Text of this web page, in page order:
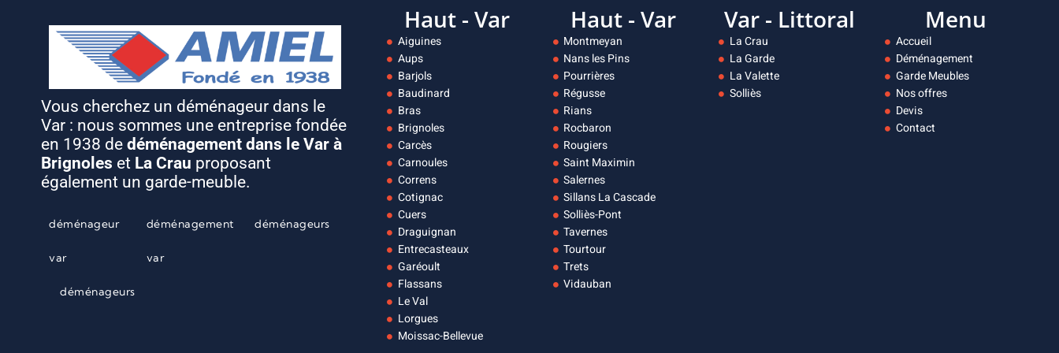
Vous cherchez un déménageur dans le
Var : nous sommes une entreprise fondée
en 1938 de déménagement dans le Var à
Brignoles et La Crau proposant
également un garde-meuble.
déménageur
var
déménagement
var
déménageurs
déménageurs
Haut - Var
Aiguines
Aups
Barjols
Baudinard
Bras
Brignoles
Carcès
Carnoules
Correns
Cotignac
Cuers
Draguignan
Entrecasteaux
Garéoult
Flassans
Le Val
Lorgues
Moissac-Bellevue
Haut - Var
Montmeyan
Nans les Pins
Pourrières
Régusse
Rians
Rocbaron
Rougiers
Saint Maximin
Salernes
Sillans La Cascade
Solliès-Pont
Tavernes
Tourtour
Trets
Vidauban
Var - Littoral
La Crau
La Garde
La Valette
Solliès
Menu
Accueil
Déménagement
Garde Meubles
Nos offres
Devis
Contact